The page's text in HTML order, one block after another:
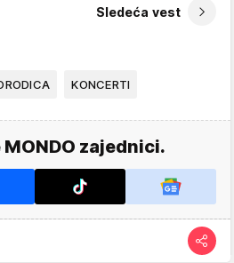
Sledeća vest
KONCERTI
zajednici.